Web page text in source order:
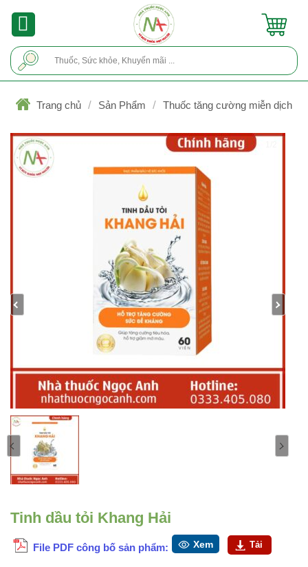
Trang chủ / Sản Phẩm / Thuốc tăng cường miễn dịch
Tinh dầu tỏi Khang Hải
File PDF công bố sản phẩm: Xem Tải